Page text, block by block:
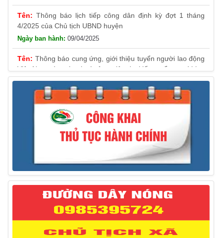
Thông báo lịch tiếp công dân định kỳ đợt 1 tháng
4/2025 của Chủ tịch UBND huyện
09/04/2025
Thông báo cung ứng, giới thiệu tuyển người lao động
Việt Nam vào các vị trí công việc dự kiến tuyển người lao
động nước ngoài
31/03/2025
Thông báo treo cờ Tổ quốc nhân kỷ niệm 50 năm
Ngày giải phóng tỉnh Phú Yên (01/4/1975 – 01/4/2025)
28/03/2025
Thông báo giới thiệu, cung ứng lao động Việt Nam
cho Liên danh Hengtong International Engineering Co.,Ltd
27/03/2025
Thông báo đăng ký tiếp công dân định kỳ đợt 02
tháng 3/2025 của Chủ tịch UBND huyện
12/03/2025
Thông báo lịch công tác của Chủ tịch, các Phó Chủ